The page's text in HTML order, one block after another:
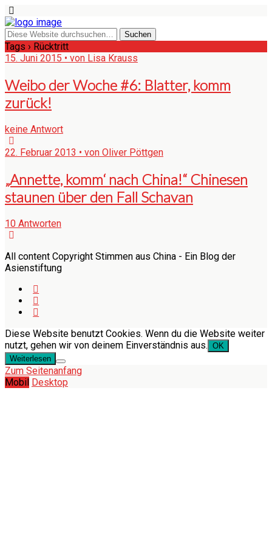
Tags › Rücktritt
15. Juni 2015 • von Lisa Krauss
Weibo der Woche #6: Blatter, komm
zurück!
keine Antwort
22. Februar 2013 • von Oliver Pöttgen
„Annette, komm‘ nach China!“ Chinesen
staunen über den Fall Schavan
10 Antworten
All content Copyright Stimmen aus China - Ein Blog der
Asienstiftung
Diese Website benutzt Cookies. Wenn du die Website weiter
nutzt, gehen wir von deinem Einverständnis aus. OK
Weiterlesen
Zum Seitenanfang
Mobil Desktop